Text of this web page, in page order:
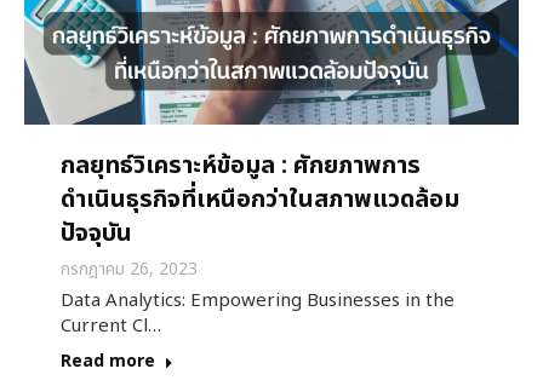
กลยุทธ์วิเคราะห์ข้อมูล : ศักยภาพการ
ดำเนินธุรกิจที่เหนือกว่าในสภาพแวดล้อม
ปัจจุบัน
กรกฎาคม 26, 2023
Data Analytics: Empowering Businesses in the
Current Cl…
Read more